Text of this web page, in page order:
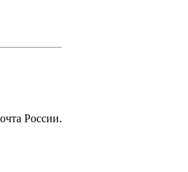
России.